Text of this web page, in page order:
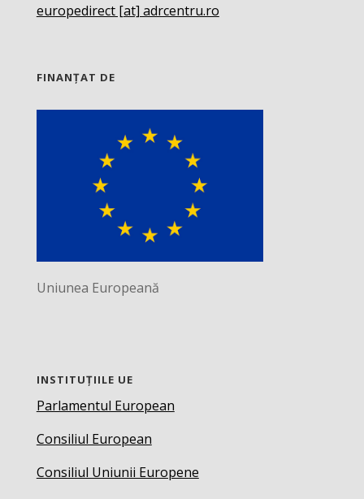
europedirect [at] adrcentru.ro
FINANȚAT DE
Uniunea Europeană
INSTITUȚIILE UE
Parlamentul European
Consiliul European
Consiliul Uniunii Europene